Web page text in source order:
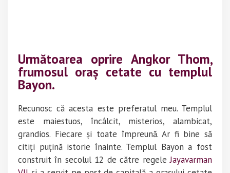
Următoarea oprire Angkor Thom,
frumosul oraș cetate cu templul
Bayon.
Recunosc că acesta este preferatul meu. Templul
este maiestuos, încâlcit, misterios, alambicat,
grandios. Fiecare și toate împreună. Ar fi bine să
citiți puțină istorie înainte. Templul Bayon a fost
construit în secolul 12 de către regeleJayavarman